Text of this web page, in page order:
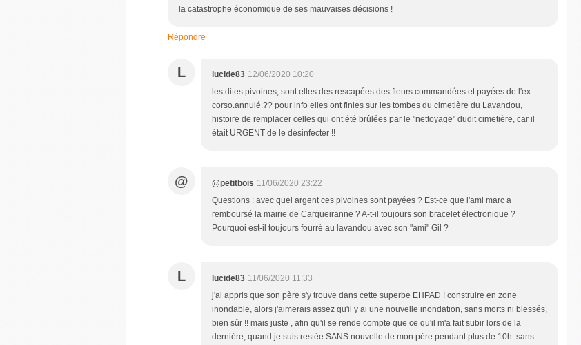
la catastrophe économique de ses mauvaises décisions !
Répondre
L lucide83 12/06/2020 10:20
les dites pivoines, sont elles des rescapées des fleurs commandées et payées de l'ex-
corso.annulé.?? pour info elles ont finies sur les tombes du cimetière du Lavandou,
histoire de remplacer celles qui ont été brûlées par le "nettoyage" dudit cimetière, car il
était URGENT de le désinfecter !!
@ @petitbois 11/06/2020 23:22
Questions : avec quel argent ces pivoines sont payées ? Est-ce que l'ami marc a
remboursé la mairie de Carqueiranne ? A-t-il toujours son bracelet électronique ?
Pourquoi est-il toujours fourré au lavandou avec son "ami" Gil ?
L lucide83 11/06/2020 11:33
j'ai appris que son père s'y trouve dans cette superbe EHPAD ! construire en zone
inondable, alors j'aimerais assez qu'il y ai une nouvelle inondation, sans morts ni blessés,
bien sûr !! mais juste , afin qu'il se rende compte que ce qu'il m'a fait subir lors de la
dernière, quand je suis restée SANS nouvelle de mon père pendant plus de 10h..sans